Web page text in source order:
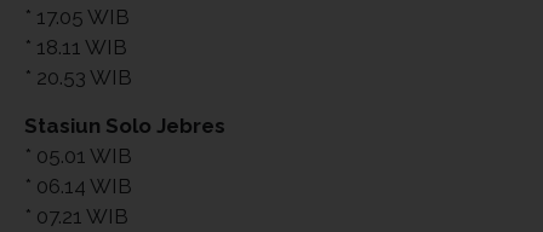
* 17.05 WIB
* 18.11 WIB
* 20.53 WIB
Stasiun Solo Jebres
* 05.01 WIB
* 06.14 WIB
* 07.21 WIB